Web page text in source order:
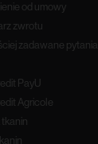
od umowy
zwrotu
zadawane pytania
PayU
Agricole
tkanin